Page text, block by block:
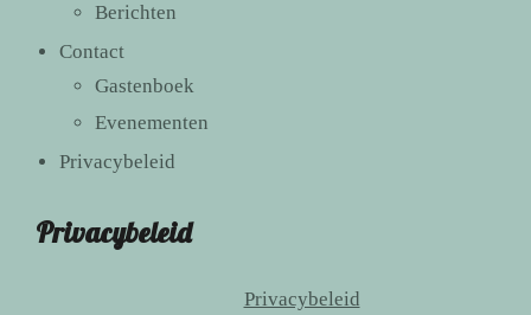
Berichten
Contact
Gastenboek
Evenementen
Privacybeleid
Privacybeleid
Privacybeleid